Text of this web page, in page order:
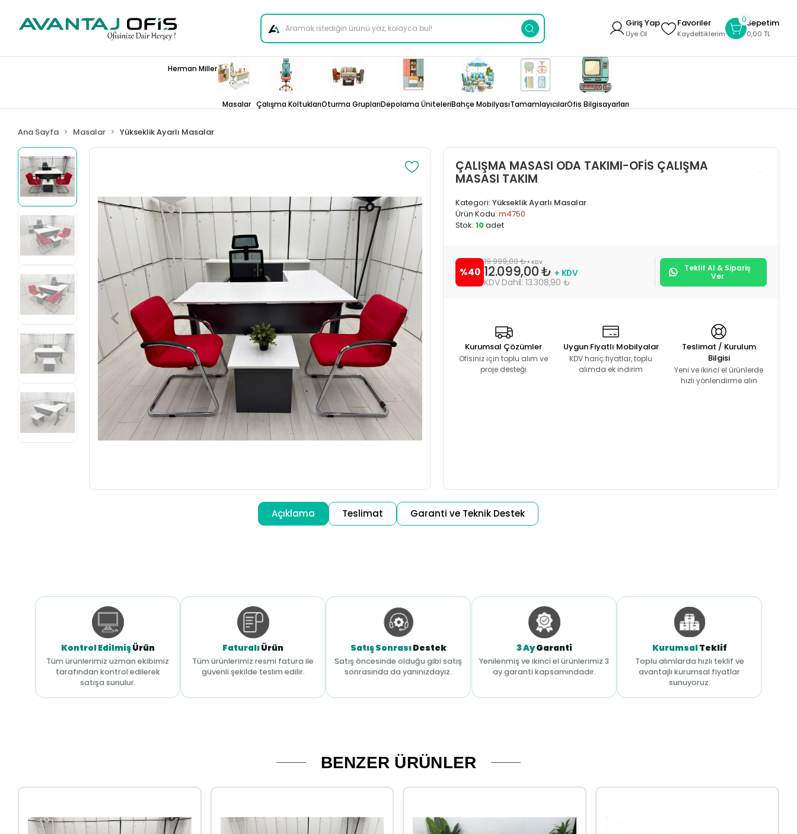
Giriş Yap
Üye Ol
Favoriler
Kaydettiklerim
0Sepetim
0,00 TL
Herman Miller
Masalar Çalışma KoltuklarıOturma GruplarıDepolama ÜniteleriBahçe MobilyasıTamamlayıcılarOfis Bilgisayarları
Ana Sayfa Masalar Yükseklik Ayarlı Masalar
ÇALIŞMA MASASI ODA TAKIMI-OFİS ÇALIŞMA
MASASI TAKIM
Kategori:Yükseklik Ayarlı Masalar
Ürün Kodu:m4750
Stok:10adet
%40
19.999,00 ₺+ KDV
12.099,00 ₺ + KDV
13.308,90 ₺
Teklif Al & Sipariş
Ver
Kurumsal Çözümler
Ofisiniz için toplu alım ve
proje desteği
Uygun Fiyatlı Mobilyalar
KDV hariç fiyatlar, toplu
alımda ek indirim
Teslimat / Kurulum
Bilgisi
Yeni ve ikinci el ürünlerde
hızlı yönlendirme alın
Açıklama Teslimat Garanti ve Teknik Destek
Kontrol EdilmişÜrün
Tüm ürünlerimiz uzman ekibimiz
tarafından kontrol edilerek
satışa sunulur.
FaturalıÜrün
Tüm ürünlerimiz resmi fatura ile
güvenli şekilde teslim edilir.
Satış SonrasıDestek
Satış öncesinde olduğu gibi satış
sonrasında da yanınızdayız.
3 AyGaranti
Yenilenmiş ve ikinci el ürünlerimiz 3
ay garanti kapsamındadır.
KurumsalTeklif
Toplu alımlarda hızlı teklif ve
avantajlı kurumsal fiyatlar
sunuyoruz.
BENZER ÜRÜNLER